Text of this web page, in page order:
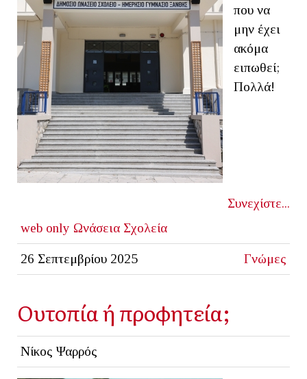
που να
μην έχει
ακόμα
ειπωθεί;
Πολλά!
Συνεχίστε...
web only Ωνάσεια Σχολεία
26 Σεπτεμβρίου 2025 Γνώμες
Ουτοπία ή προφητεία;
Νίκος Ψαρρός